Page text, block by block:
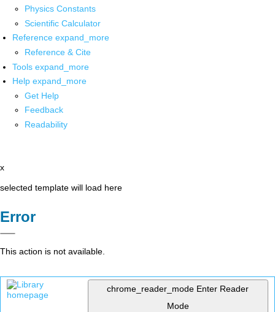
Physics Constants
Scientific Calculator
Reference expand_more
Reference & Cite
Tools expand_more
Help expand_more
Get Help
Feedback
Readability
x
selected template will load here
Error
This action is not available.
chrome_reader_mode Enter Reader
Mode